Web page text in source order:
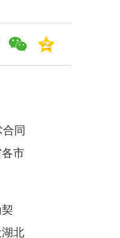
同
各市
北